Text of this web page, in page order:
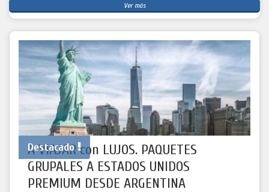
Ver más
Destacado
A VIAJAR con LUJOS. PAQUETES
GRUPALES A ESTADOS UNIDOS
PREMIUM DESDE ARGENTINA